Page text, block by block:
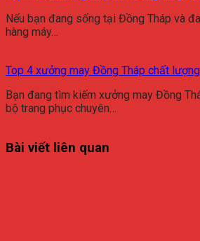
Nếu bạn đang sống tại Đồng Tháp và
hàng máy…
Top 4 xưởng may Đồng Tháp chất
Bạn đang tìm kiếm xưởng may Đồng
bộ trang phục chuyên…
Bài viết liên quan